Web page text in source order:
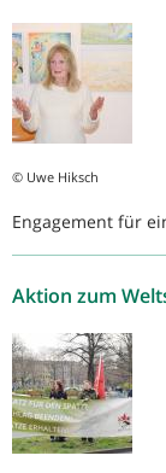
© Uwe Hiksch
Engagement für
Aktion zum